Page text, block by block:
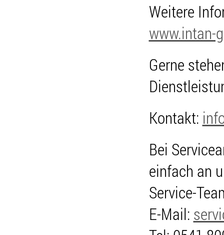
Weitere
www.intan-
Gerne
Kontakt:
Bei
einfach an
Service-
E-Mail: